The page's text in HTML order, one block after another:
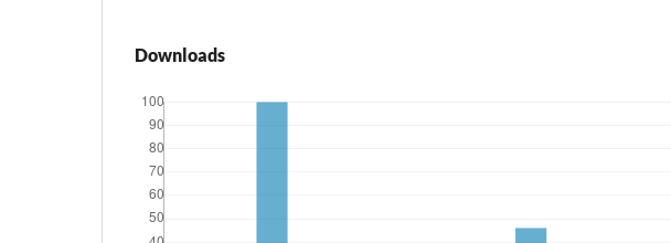
Downloads